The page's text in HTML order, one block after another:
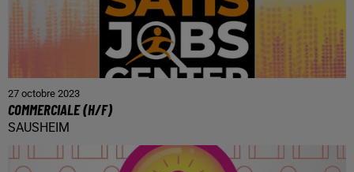
27 octobre 2023
COMMERCIALE (H/F)
SAUSHEIM